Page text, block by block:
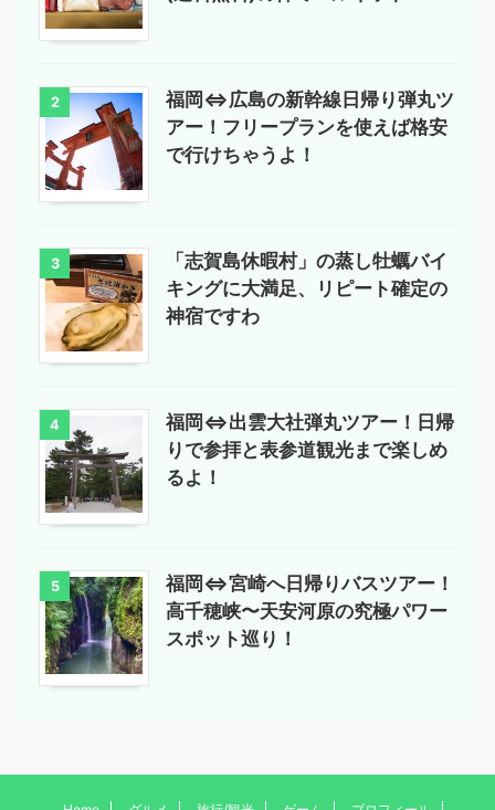
2
福岡⇔広島の新幹線日帰り弾丸ツ
アー！フリープランを使えば格安
で行けちゃうよ！
3
「志賀島休暇村」の蒸し牡蠣バイ
キングに大満足、リピート確定の
神宿ですわ
4
福岡⇔出雲大社弾丸ツアー！日帰
りで参拝と表参道観光まで楽しめ
るよ！
5
福岡⇔宮崎へ日帰りバスツアー！
高千穂峡〜天安河原の究極パワー
スポット巡り！